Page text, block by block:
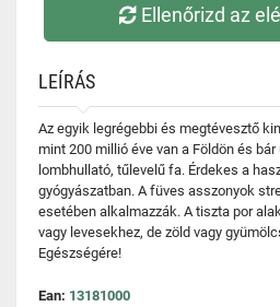
Ellenőrizd az
LEÍRÁS
Az egyik legrégebbi és megtévesztő
mint 200 millió éve van a Földön és
lombhullató, tűlevelű fa. Érdekes a
gyógyászatban. A füves asszonyok
esetében alkalmazzák. A tiszta por
vagy levesekhez, de zöld vagy
Egészségére!
Ean: 13181000